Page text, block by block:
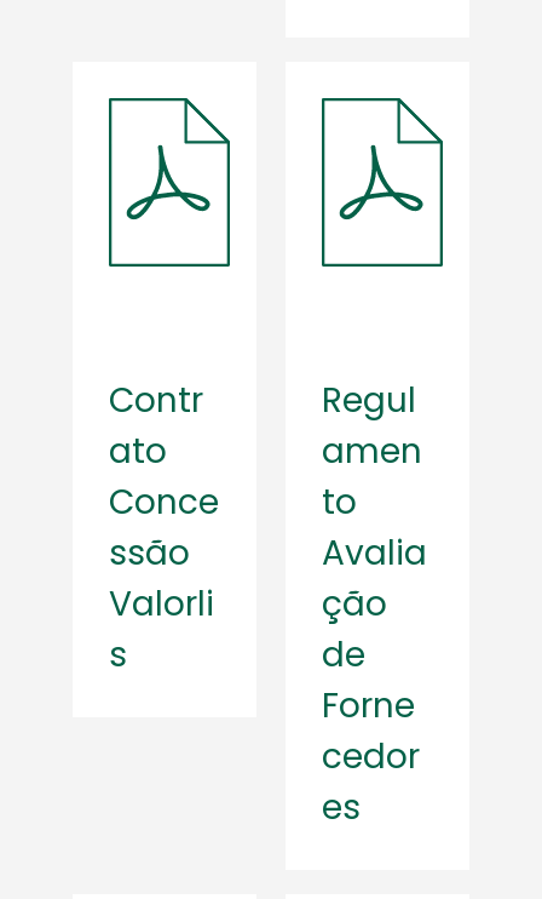
Contr
ato
Conce
ssão
Valorli
s
Regul
amen
to
Avalia
ção
de
Forne
cedor
es